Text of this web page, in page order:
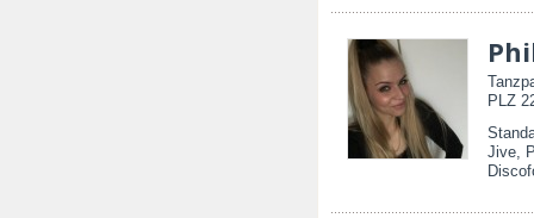
PLZ
Jive,